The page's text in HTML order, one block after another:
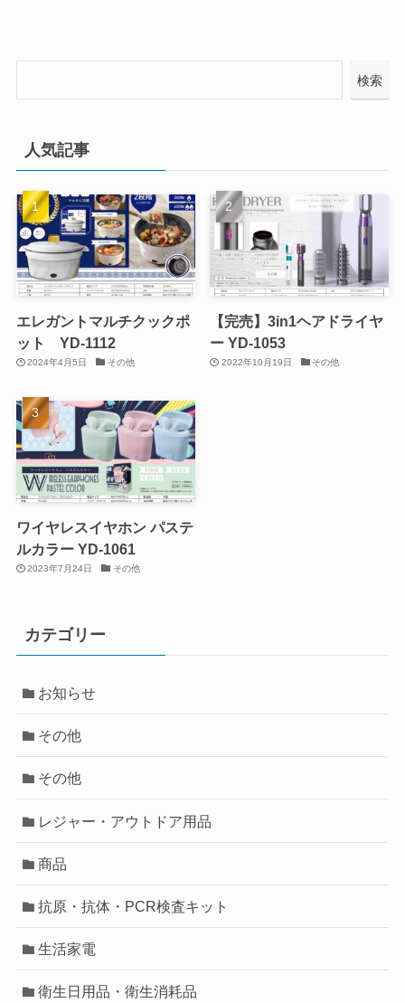
検索
人気記事
エレガントマルチクックポ
ット YD-1112
2024年4月5日 その他
【完売】3in1ヘアドライヤ
ー YD-1053
2022年10月19日 その他
ワイヤレスイヤホン パステ
ルカラー YD-1061
2023年7月24日 その他
カテゴリー
お知らせ
その他
その他
レジャー・アウトドア用品
商品
抗原・抗体・PCR検査キット
生活家電
衛生日用品・衛生消耗品